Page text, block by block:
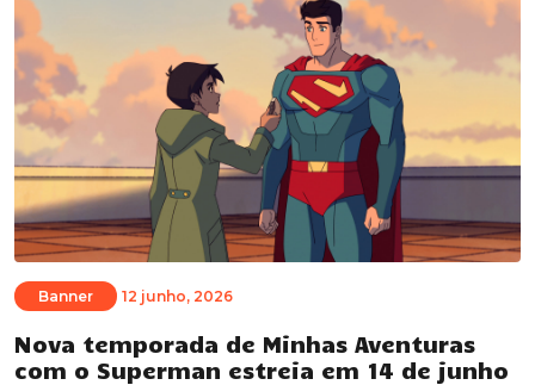
Banner 12 junho, 2026
Nova temporada de Minhas Aventuras
com o Superman estreia em 14 de junho